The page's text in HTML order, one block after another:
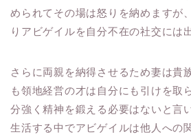
められてその場は怒りを納めますが
りアビゲイルを自分不在の社交には
さらに両親を納得させるため妻は貴
も領地経営の才は自分にも引けを取
分強く精神を鍛える必要はないと言
生活する中でアビゲイルは他人への